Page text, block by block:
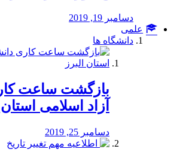
دسامبر 19, 2019
علمی
دانشگاه ها
بازگشت ساعت
آزاد اسلامی استان
دسامبر 25, 2019